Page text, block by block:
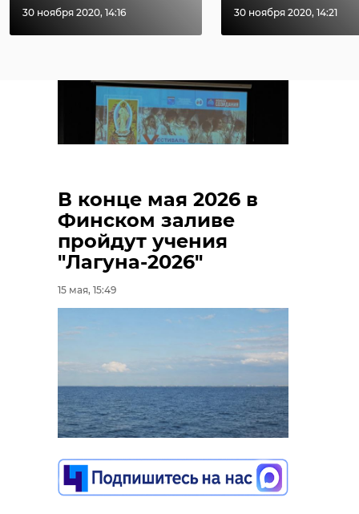
30 ноября 2020, 14:16 30 ноября 2020, 14:21
В конце мая 2026 в
Финском заливе
пройдут учения
"Лагуна-2026"
15 мая, 15:49
юных исполнителей и
художников.